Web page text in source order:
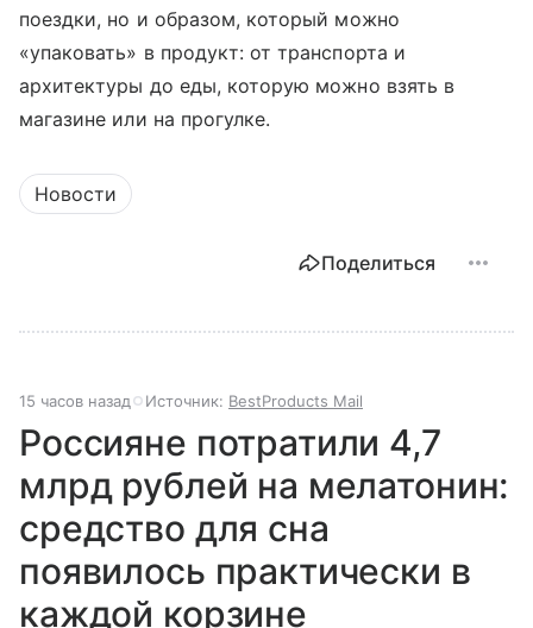
поездки, но и образом, который можно
«упаковать» в продукт: от транспорта и
архитектуры до еды, которую можно взять в
магазине или на прогулке.
Новости
Поделиться
15 часов назад Источник: BestProducts Mail
Россияне потратили 4,7
млрд рублей на мелатонин:
средство для сна
появилось практически в
каждой корзине